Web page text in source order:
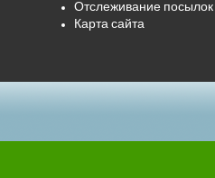
Отслеживание посылок
Карта сайта